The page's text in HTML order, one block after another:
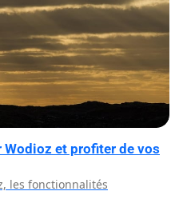
et profiter de vos
les fonctionnalités